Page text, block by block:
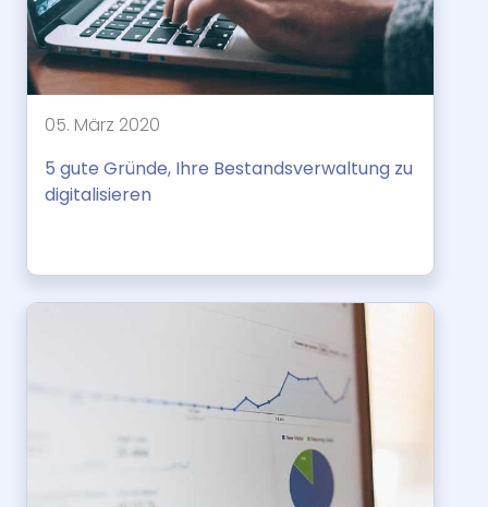
05. März 2020
5 gute Gründe, Ihre Bestandsverwaltung zu
digitalisieren